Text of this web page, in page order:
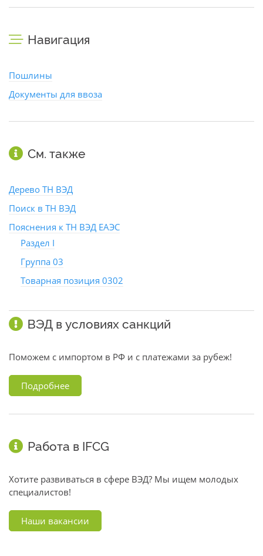
Навигация
Пошлины
Документы для ввоза
См. также
Дерево ТН ВЭД
Поиск в ТН ВЭД
Пояснения к ТН ВЭД ЕАЭС
Раздел I
Группа 03
Товарная позиция 0302
ВЭД в условиях санкций
Поможем с импортом в РФ и с платежами за рубеж!
Подробнее
Работа в IFCG
Хотите развиваться в сфере ВЭД? Мы ищем молодых
специалистов!
Наши вакансии